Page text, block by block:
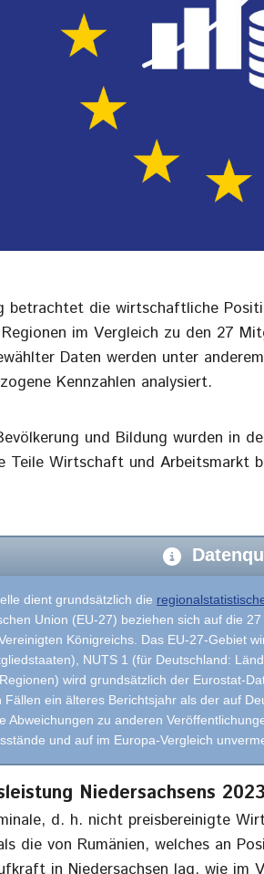
betrachtet die wirtschaftliche
im Vergleich zu den 27
Daten werden unter
Kennzahlen analysiert.
und Bildung wurden in
Teile Wirtschaft und Arbeitsmarkt
dient grundsätzlich die
Union (EU-27) beziehen sich auf die
Königreichs. Das EU-27-Gebiet
NUTS 1 (für Deutschland:
wird grundsätzlich der Eurostat-
Fällen ein älteres Berichtsjahr als der auf
Abweichungen zu anderen
und auf im Europa-Vergleich
Niedersachsens
d. h. nicht preisbereinigte
die von Rumänien, welches an
in Niedersachsen lag, wie im